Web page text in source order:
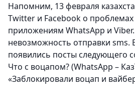
Напомним, 13 февраля
Twitter и Facebook о проблемах
приложениям WhatsApp и
невозможность отправки sms.
появились посты следующего
Что с воцапом? (WhatsApp –
«Заблокировали воцап и